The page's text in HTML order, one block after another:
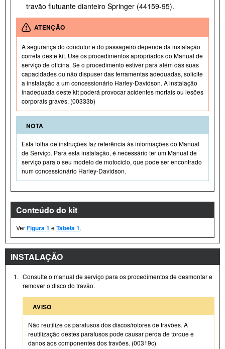
travão flutuante dianteiro Springer (44159-95).
ATENÇÃO
A segurança do condutor e do passageiro depende da instalação
correta deste kit. Use os procedimentos apropriados do Manual de
serviço de oficina. Se o procedimento estiver para além das suas
capacidades ou não dispuser das ferramentas adequadas, solicite
a instalação a um concessionário Harley-Davidson. A instalação
inadequada deste kit poderá provocar acidentes mortais ou lesões
corporais graves. (00333b)
NOTA
Esta folha de instruções faz referência às informações do Manual
de Serviço. Para esta instalação, é necessário ter um Manual de
serviço para o seu modelo de motociclo, que pode ser encontrado
num concessionário Harley-Davidson.
Conteúdo do kit
VerFigura 1 eTabela 1.
INSTALAÇÃO
1. Consulte o manual de serviço para os procedimentos de desmontar e
remover o disco do travão.
AVISO
Não reutilize os parafusos dos discos/rotores de travões. A
reutilização destes parafusos pode causar perda de torque e
danos aos componentes dos travões. (00319c)